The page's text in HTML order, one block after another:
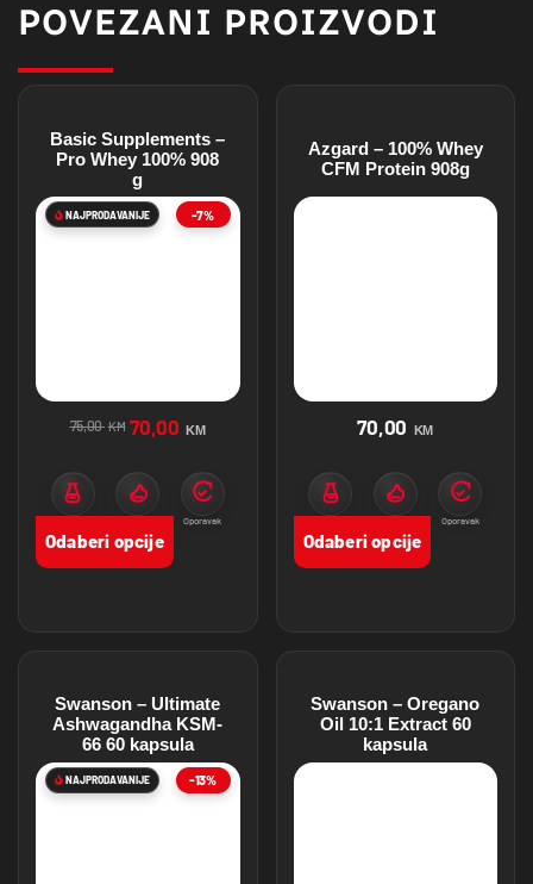
POVEZANI PROIZVODI
Basic Supplements –
Pro Whey 100% 908
g
-7%
NAJPRODAVANIJE
75,00 KM 70,00 KM
Oporavak
Odaberi opcije
Azgard – 100% Whey
CFM Protein 908g
70,00 KM
Oporavak
Odaberi opcije
Swanson – Ultimate
Ashwagandha KSM-
66 60 kapsula
-13%
NAJPRODAVANIJE
Swanson – Oregano
Oil 10:1 Extract 60
kapsula